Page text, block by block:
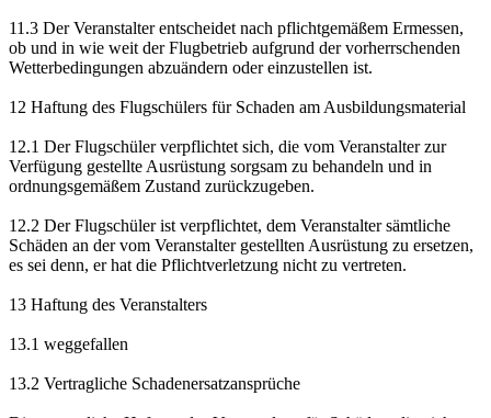
11.3 Der Veranstalter entscheidet nach pflichtgemäßem Ermessen,
ob und in wie weit der Flugbetrieb aufgrund der vorherrschenden
Wetterbedingungen abzuändern oder einzustellen ist.
12 Haftung des Flugschülers für Schaden am Ausbildungsmaterial
12.1 Der Flugschüler verpflichtet sich, die vom Veranstalter zur
Verfügung gestellte Ausrüstung sorgsam zu behandeln und in
ordnungsgemäßem Zustand zurückzugeben.
12.2 Der Flugschüler ist verpflichtet, dem Veranstalter sämtliche
Schäden an der vom Veranstalter gestellten Ausrüstung zu ersetzen,
es sei denn, er hat die Pflichtverletzung nicht zu vertreten.
13 Haftung des Veranstalters
13.1 weggefallen
13.2 Vertragliche Schadenersatzansprüche